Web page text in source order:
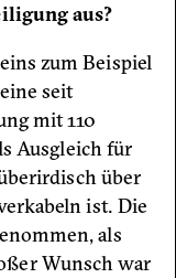
aus?
zum Beispiel
seit
mit 110
Ausgleich für
über
ist. Die
als
Wunsch war